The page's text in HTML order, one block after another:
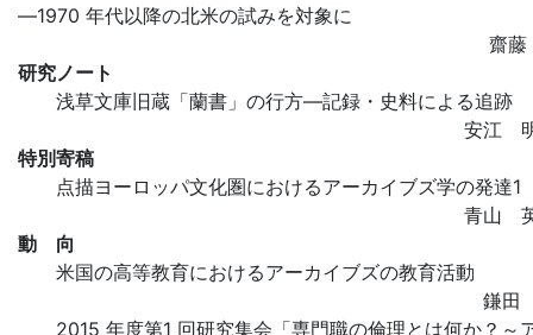
―1970 年代以降の北米の試みを対象に
齋
研究ノート
浅草文庫旧蔵「蘭書」の行方―記録・史料による追跡
安江
特別寄稿
点描ヨーロッパ文化圏におけるアーカイブズ学の発達1
青山
動 向
米国の高等教育におけるアーカイブズの教育活動
鎌
2015 年度第1 回研究集会「専門職の倫理とは何か？～